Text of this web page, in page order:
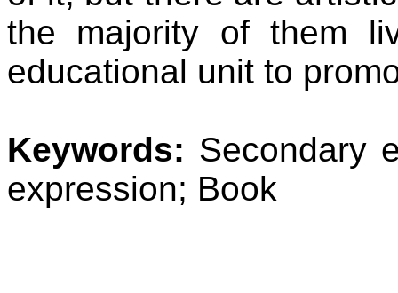
the
majority ofthem
educational unit to
Keywords: Secondary
expression; Book